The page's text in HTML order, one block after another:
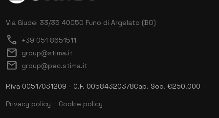
Via Giudei 33/35 40050 Funo di Argelato (BO)
call +39 051 8651511
mail group@stima.it
mail group@pec.stima.it
P.iva 00517031209 - C.F. 00584320378Cap. Soc. €250.000
Privacy policy
Cookie policy